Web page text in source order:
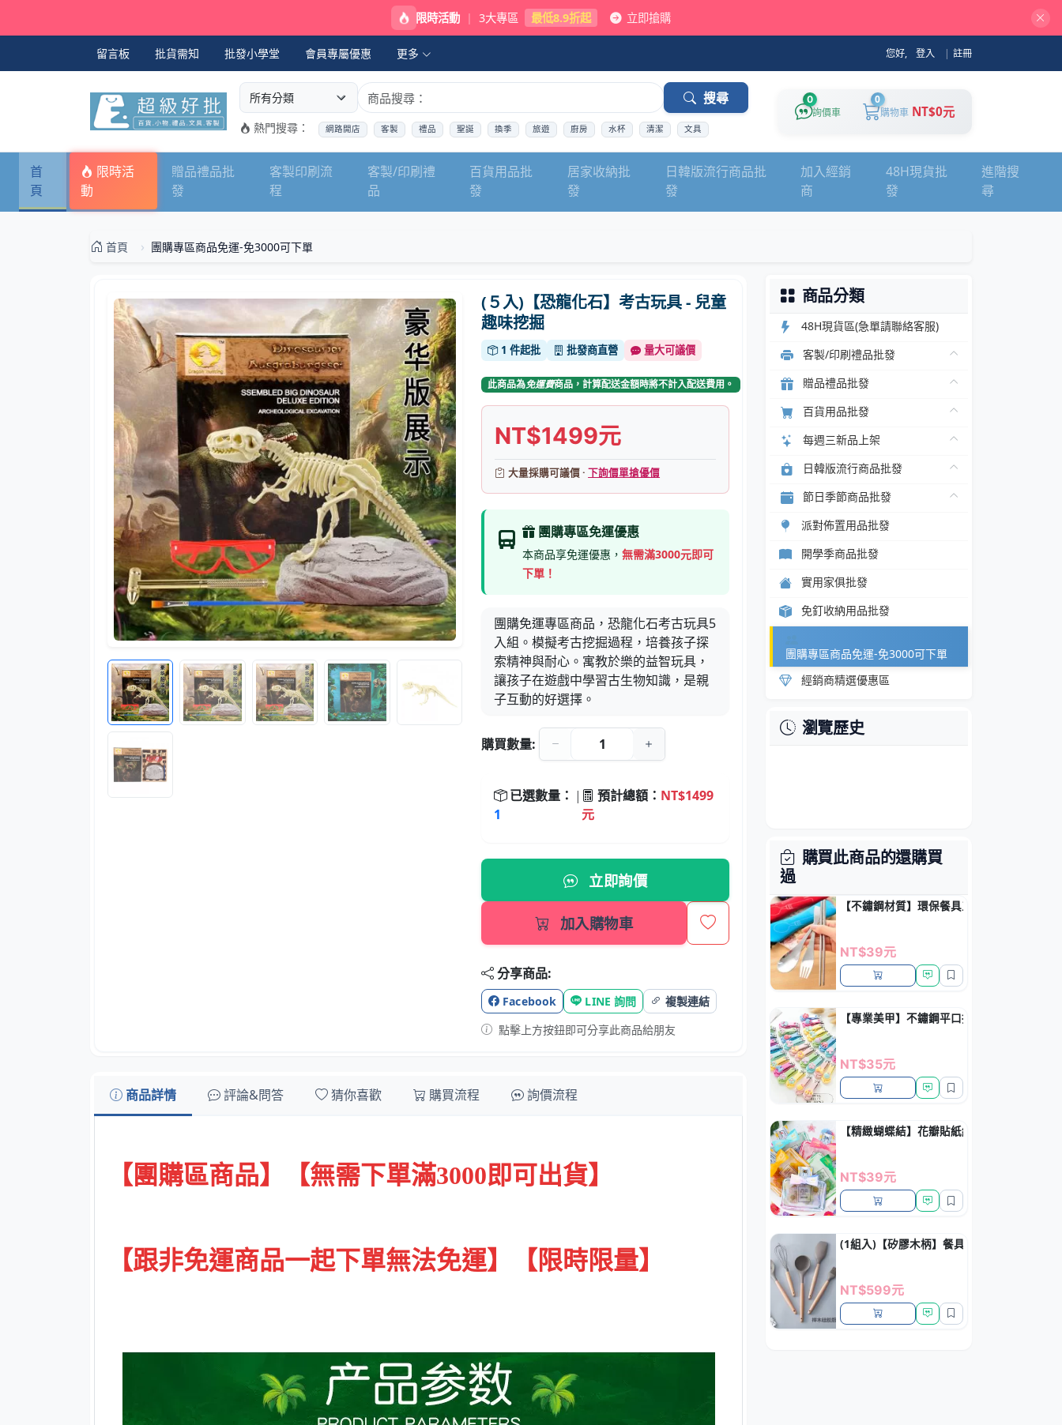
限時活動 | 3大專區 最低8.9折起 立即搶購
留言板 批貨需知 批發小學堂 會員專屬優惠 更多 您好, 登入 | 註冊
選擇商品分類
搜尋商品關鍵字 搜尋
熱門搜尋： 網路開店 客製 禮品 聖誕 換季 旅遊 廚房 水杯 清潔 文具
0
詢價車
0
購物車 NT$0元
首
頁
限時活
動
贈品禮品批
發
客製印刷流
程
客製/印刷禮
品
百貨用品批
發
居家收納批
發
日韓版流行商品批
發
加入經銷
商
48H現貨批
發
進階搜
尋
首頁 團購專區商品免運-免3000可下單
(５入)【恐龍化石】考古玩具 - 兒童
趣味挖掘
1 件起批 批發商直營 量大可議價
此商品為免運費商品，計算配送金額時將不計入配送費用。
NT$1499元
大量採購可議價 ·下詢價單搶優價
團購專區免運優惠
本商品享免運優惠，無需滿3000元即可
下單！
團購免運專區商品，恐龍化石考古玩具5
入組。模擬考古挖掘過程，培養孩子探
索精神與耐心。寓教於樂的益智玩具，
讓孩子在遊戲中學習古生物知識，是親
子互動的好選擇。
購買數量:
已選數量：
1
| 預計總額： NT$1499
元
立即詢價
加入購物車
分享商品:
Facebook LINE 詢問
複製連結
點擊上方按鈕即可分享此商品給朋友
商品詳情 評論&問答 猜你喜歡 購買流程 詢價流程
【 團購區商品】 【無需下單滿3000即可出貨】
【跟非免運商品一起下單無法免運】 【限時限量】
商品分類
48H現貨區(急單請聯絡客服)
客製/印刷禮品批發
贈品禮品批發
百貨用品批發
每週三新品上架
日韓版流行商品批發
節日季節商品批發
派對佈置用品批發
開學季商品批發
實用家俱批發
免釘收納用品批發
團購專區商品免運-免3000可下單
經銷商精選優惠區
瀏覽歷史
購買此商品的還購買
過
【不鏽鋼材質】環保餐具三件組 - 筷子湯匙
NT$39元
【專業美甲】不鏽鋼平口指甲剪 - 可愛造型
NT$35元
【精緻蝴蝶結】花瓣貼紙組 - 手帳香水瓶裝飾
NT$39元
(1組入)【矽膠木柄】餐具5件組 - 耐高溫不傷
NT$599元